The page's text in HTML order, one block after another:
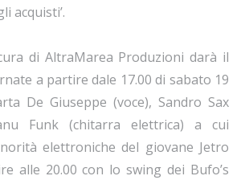
acquisti’.
di AltraMarea Produzioni darà il
a partire dale 17.00 di sabato 19
De Giuseppe (voce), Sandro Sax
Funk (chitarra elettrica) a cui
elettroniche del giovane Jetro
alle 20.00 con lo swing dei Bufo’s